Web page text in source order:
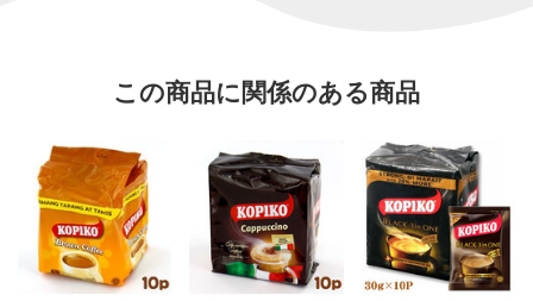
この商品に関係のある商品